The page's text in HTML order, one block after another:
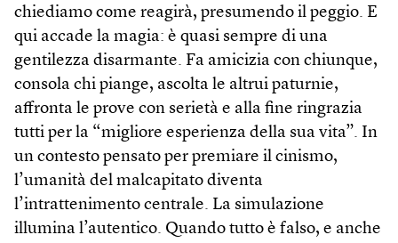
chiediamo come reagirà, presumendo il peggio. E
qui accade la magia: è quasi sempre di una
gentilezza disarmante. Fa amicizia con chiunque,
consola chi piange, ascolta le altrui paturnie,
affronta le prove con serietà e alla fine ringrazia
tutti per la “migliore esperienza della sua vita”. In
un contesto pensato per premiare il cinismo,
l’umanità del malcapitato diventa
l’intrattenimento centrale. La simulazione
illumina l’autentico. Quando tutto è falso, e anche